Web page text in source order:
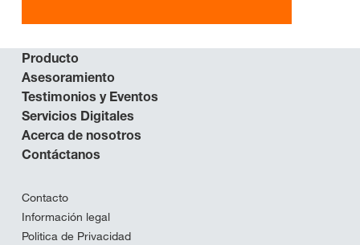
Producto
Asesoramiento
Testimonios y Eventos
Servicios Digitales
Acerca de nosotros
Contáctanos
Contacto
Información legal
Politica de Privacidad